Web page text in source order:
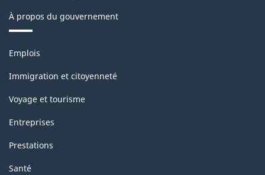
À propos du gouvernement
Thèmes
sujets
Emplois
Immigration et citoyenneté
Voyage et tourisme
Entreprises
Prestations
Santé